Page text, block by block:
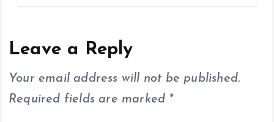
o
p
p
Leave a Reply
Your email address will not be published.
Required fields are marked *